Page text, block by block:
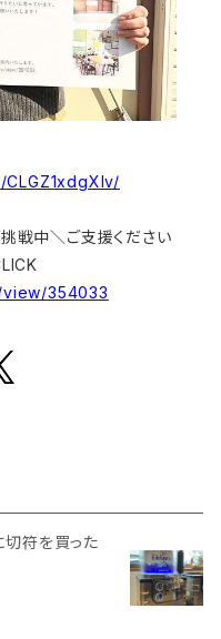
挑戦中​＼ご支援ください
354033
符を買った